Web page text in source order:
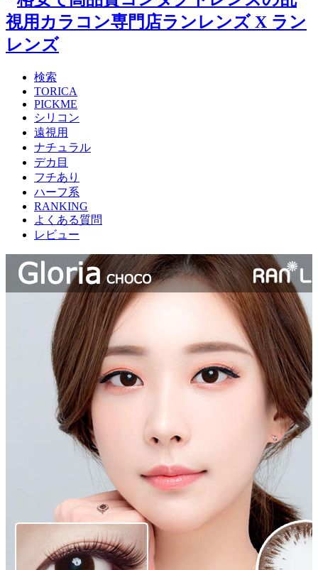
検索
TORICA
PICKME
シリコン
遠視用
ナチュラル
デカ目
フチあり
ハーフ系
RANKING
よくある質問
レビュー